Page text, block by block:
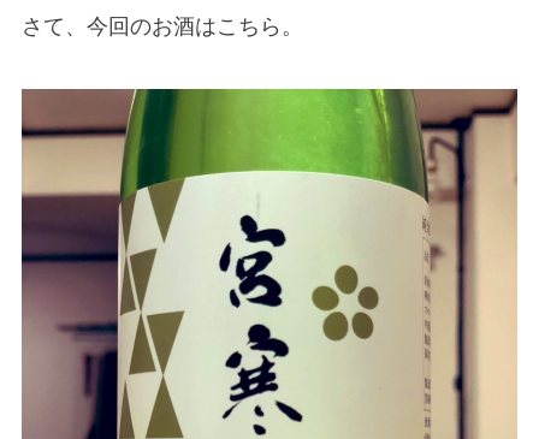
さて、今回のお酒はこちら。